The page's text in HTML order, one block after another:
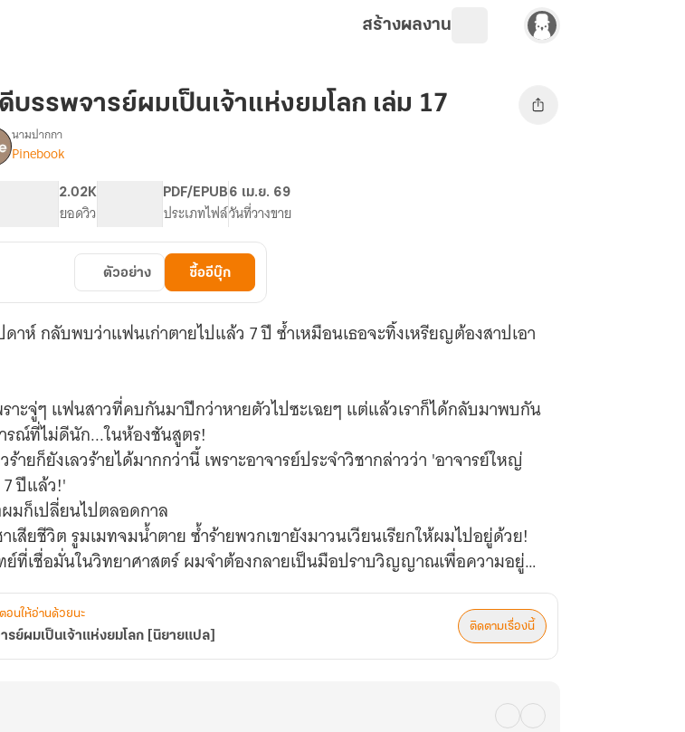
สร้างผลงาน
บรรพจารย์ผมเป็นเจ้าแห่งยมโลก เล่ม 17
นามปากกา
Pinebook
2.02K
ยอดวิว
PDF/EPUB
ประเภทไฟล์
6 เม.ย. 69
วันที่วางขาย
ตัวอย่าง ซื้ออีบุ๊ก
ดาห์ กลับพบว่าแฟนเก่าตายไปแล้ว 7 ปี ซ้ำเหมือนเธอจะทิ้งเหรียญต้องสาปเอา
ราะจู่ๆ แฟนสาวที่คบกันมาปีกว่าหายตัวไปซะเฉยๆ แต่แล้วเราก็ได้กลับมาพบกัน
รณ์ที่ไม่ดีนัก...ในห้องชันสูตร!
ร้ายก็ยังเลวร้ายได้มากกว่านี้ เพราะอาจารย์ประจำวิชากล่าวว่า 'อาจารย์ใหญ่
ปีแล้ว!'
มก็เปลี่ยนไปตลอดกาล
เสียชีวิต รูมเมทจมน้ำตาย ซ้ำร้ายพวกเขายังมาวนเวียนเรียกให้ผมไปอยู่ด้วย!
ที่เชื่อมั่นในวิทยาศาสตร์ ผมจำต้องกลายเป็นมือปราบวิญญาณเพื่อความอยู่
มาแสนหยวน
หมื่นห้า
งที่คิดแฮะ และดูเหมือน...ผมจะมีพรสวรรค์ซะด้วยสิ!
อนให้อ่านด้วยนะ
ย์ผมเป็นเจ้าแห่งยมโลก [นิยายแปล]
ติดตามเรื่องนี้